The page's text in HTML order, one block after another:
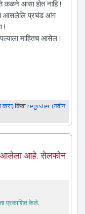
कळने आसा होत नाहि !
आसलेलि प्रचंड आंग
!
माहितच आसेल !
करा)किंवाregister (नवीन
आलेला आहे. सेलफोन
प्रकाशित केले.